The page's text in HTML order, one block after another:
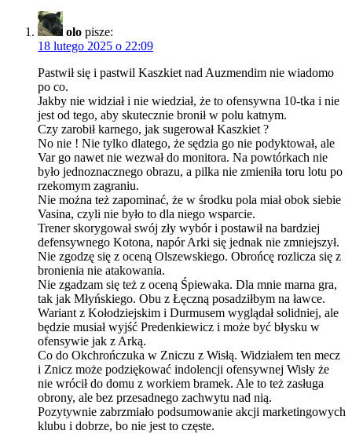
olo pisze:
18 lutego 2025 o 22:09
Pastwił się i pastwil Kaszkiet nad Auzmendim nie wiadomo
po co.
Jakby nie widział i nie wiedział, że to ofensywna 10-tka i nie
jest od tego, aby skutecznie bronił w polu katnym.
Czy zarobił karnego, jak sugerował Kaszkiet ?
No nie ! Nie tylko dlatego, że sędzia go nie podyktował, ale
Var go nawet nie wezwał do monitora. Na powtórkach nie
było jednoznacznego obrazu, a pilka nie zmieniła toru lotu po
rzekomym zagraniu.
Nie można też zapominać, że w środku pola miał obok siebie
Vasina, czyli nie było to dla niego wsparcie.
Trener skorygował swój zły wybór i postawił na bardziej
defensywnego Kotona, napór Arki się jednak nie zmniejszył.
Nie zgodzę się z oceną Olszewskiego. Obrońcę rozlicza się z
bronienia nie atakowania.
Nie zgadzam się też z oceną Śpiewaka. Dla mnie marna gra,
tak jak Młyńskiego. Obu z Łęczną posadziłbym na ławce.
Wariant z Kołodziejskim i Durmusem wyglądał solidniej, ale
będzie musiał wyjść Predenkiewicz i może być błysku w
ofensywie jak z Arką.
Co do Okchrończuka w Zniczu z Wisłą. Widziałem ten mecz
i Znicz może podziękować indolencji ofensywnej Wisły że
nie wrócił do domu z workiem bramek. Ale to też zasługa
obrony, ale bez przesadnego zachwytu nad nią.
Pozytywnie zabrzmiało podsumowanie akcji marketingowych
klubu i dobrze, bo nie jest to częste.